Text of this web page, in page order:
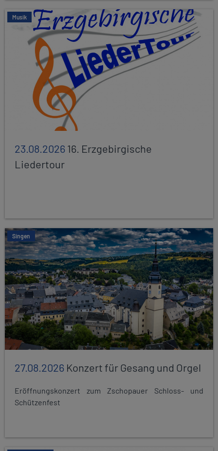
Musik
23.08.202616. Erzgebirgische
Liedertour
Singen
27.08.2026 Konzert für Gesang und Orgel
Eröffnungskonzert zum Zschopauer Schloss- und
Schützenfest